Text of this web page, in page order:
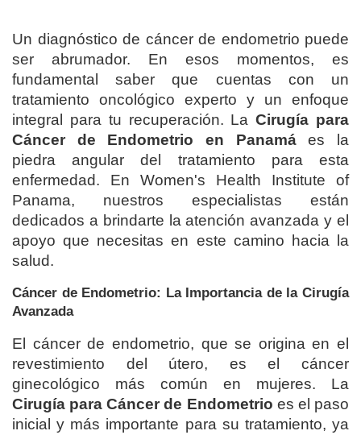
Un diagnóstico de cáncer de endometrio puede
ser abrumador. En esos momentos, es
fundamental saber que cuentas con un
tratamiento oncológico experto y un enfoque
integral para tu recuperación. LaCirugía para
Cáncer de Endometrio en Panamáes la
piedra angular del tratamiento para esta
enfermedad. En Women's Health Institute of
Panama, nuestros especialistas están
dedicados a brindarte la atención avanzada y el
apoyo que necesitas en este camino hacia la
salud.
Cáncer de Endometrio: La Importancia de la Cirugía
Avanzada
El cáncer de endometrio, que se origina en el
revestimiento del útero, es el cáncer
ginecológico más común en mujeres. La
Cirugía para Cáncer de Endometrio es el paso
inicial y más importante para su tratamiento, ya